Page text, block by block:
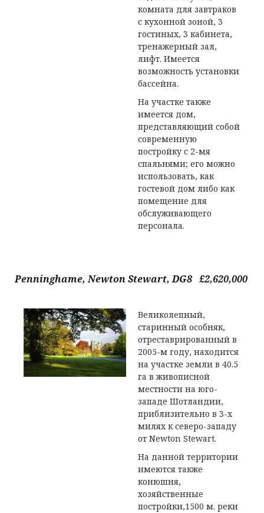
комната для завтраков
с кухонной зоной, 3
гостиных, 3 кабинета,
тренажерный зал,
лифт. Имеется
возможность установки
бассейна.
На участке также
имеется дом,
представляющий собой
современную
постройку с 2-мя
спальнями; его можно
использовать, как
гостевой дом либо как
помещение для
обслуживающего
персонала.
Penninghame, Newton Stewart, DG8 £2,620,000
Великолепный,
старинный особняк,
отреставрированный в
2005-м году, находится
на участке земли в 40.5
га в живописной
местности на юго-
западе Шотландии,
приблизительно в 3-х
милях к северо-западу
от Newton Stewart.
На данной территории
имеются также
конюшня,
хозяйственные
постройки,1500 м. реки